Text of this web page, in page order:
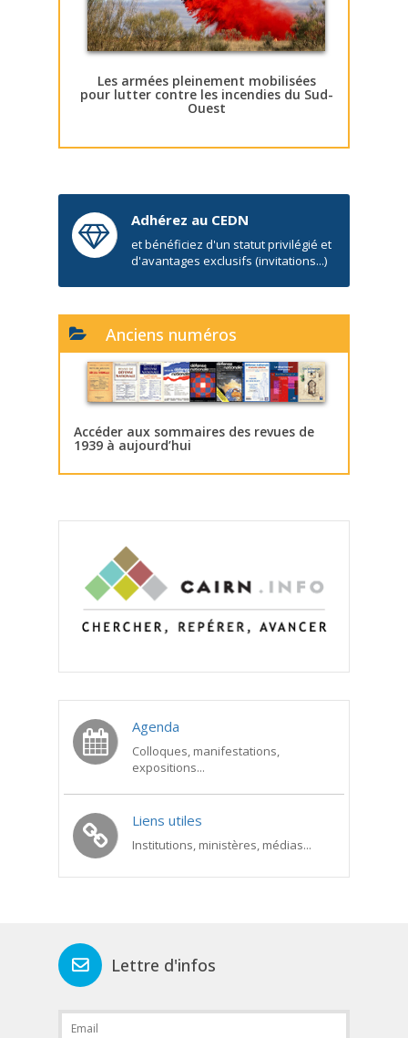
Les armées pleinement mobilisées
pour lutter contre les incendies du Sud-
Ouest
Adhérez au CEDN
et bénéficiez d'un statut privilégié et
d'avantages exclusifs (invitations...)
Anciens numéros
Accéder aux sommaires des revues de
1939 à aujourd’hui
Agenda
Colloques, manifestations,
expositions...
Liens utiles
Institutions, ministères, médias...
Lettre d'infos